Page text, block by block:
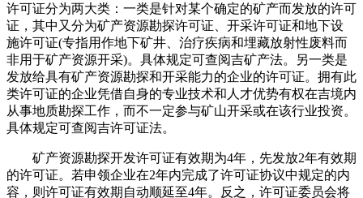
许可证分为两大类：一类是针对某个确定的矿产而发放的许可
证，其中又分为矿产资源勘探许可证、开采许可证和地下设
施许可证(专指用作地下矿井、治疗疾病和埋藏放射性废料而
非用于矿产资源开采)。具体规定可查阅吉矿产法。另一类是
发放给具有矿产资源勘探和开采能力的企业的许可证。拥有此
类许可证的企业凭借自身的专业技术和人才优势有权在吉境内
从事地质勘探工作，而不一定参与矿山开采或在该行业投资。
具体规定可查阅吉许可证法。
矿产资源勘探开发许可证有效期为4年，先发放2年有效期
的许可证。若申领企业在2年内完成了许可证协议中规定的内
容，则许可证有效期自动顺延至4年。反之，许可证委员会将